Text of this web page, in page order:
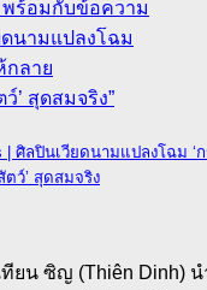
| ศิลปินเวียดนามแปลงโฉม ‘
ตว์’ สุดสมจริง
ยน ซิญ (Thiên Dinh) น